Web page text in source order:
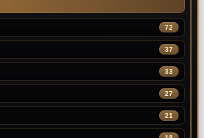
72
37
33
27
21